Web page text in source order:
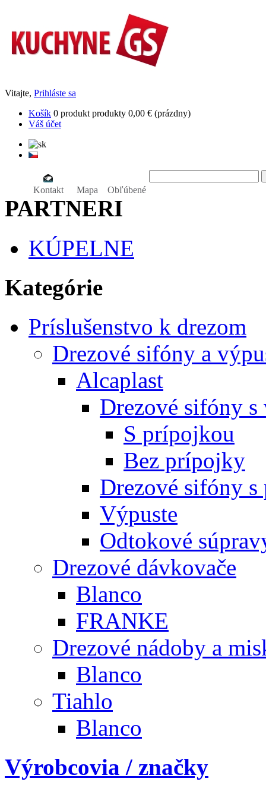
Vitajte, Prihláste sa
Košík 0 produkt produkty 0,00 € (prázdny)
Váš účet
Kontakt Mapa Obľúbené
PARTNERI
KÚPELNE
Kategórie
Príslušenstvo k drezom
Drezové sifóny a
Alcaplast
Drezové sifóny
S prípojkou
Bez prípojky
Drezové sifóny
Výpuste
Odtokové
Drezové dávkovače
Blanco
FRANKE
Drezové nádoby a
Blanco
Tiahlo
Blanco
Výrobcovia / značky